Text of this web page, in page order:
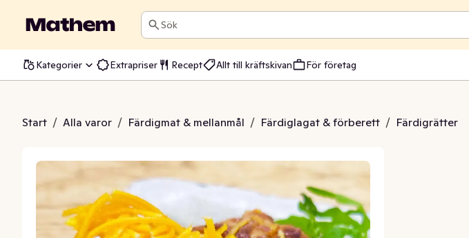
Sök
Kategorier Extrapriser Recept Allt till kräftskivan För företag
Start / Alla varor / Färdigmat & mellanmål / Färdiglagat & förberett / Färdigrätter
Fryst EKO